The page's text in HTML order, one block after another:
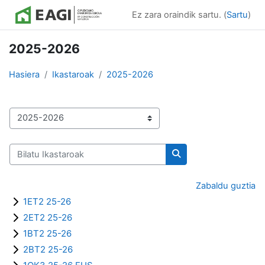
Joan eduki nagusira zuzenean
Ez zara oraindik sartu. (Sartu)
2025-2026
Hasiera Ikastaroak 2025-2026
Ikastaro-kategoriak
Bilatu Ikastaroak
Bilatu Ikastaroak
Zabaldu guztia
1ET2 25-26
2ET2 25-26
1BT2 25-26
2BT2 25-26